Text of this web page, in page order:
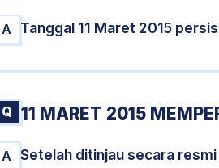
A Tanggal 11 Maret 2015
Q 11 MARET 2015
A
Setelah ditinjau secara